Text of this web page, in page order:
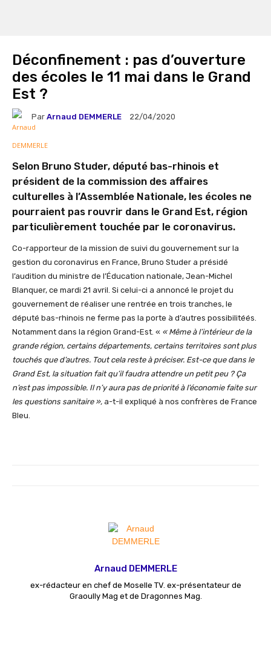
Déconfinement : pas d’ouverture
des écoles le 11 mai dans le Grand
Est ?
Par Arnaud DEMMERLE 22/04/2020
Selon Bruno Studer, député bas-rhinois et
président de la commission des affaires
culturelles à l’Assemblée Nationale, les écoles ne
pourraient pas rouvrir dans le Grand Est, région
particulièrement touchée par le coronavirus.
Co-rapporteur de la mission de suivi du gouvernement sur la
gestion du coronavirus en France, Bruno Studer a présidé
l’audition du ministre de l’Éducation nationale, Jean-Michel
Blanquer, ce mardi 21 avril. Si celui-ci a annoncé le projet du
gouvernement de réaliser une rentrée en trois tranches, le
député bas-rhinois ne ferme pas la porte à d’autres possibilitéés.
Notamment dans la région Grand-Est. « « Même à l’intérieur de la
grande région, certains départements, certains territoires sont plus
touchés que d’autres. Tout cela reste à préciser. Est-ce que dans le
Grand Est, la situation fait qu’il faudra attendre un petit peu ? Ça
n’est pas impossible. Il n’y aura pas de priorité à l’économie faite sur
les questions sanitaire », a-t-il expliqué à nos confrères de France
Bleu.
Arnaud DEMMERLE
ex-rédacteur en chef de Moselle TV. ex-présentateur de
Graoully Mag et de Dragonnes Mag.